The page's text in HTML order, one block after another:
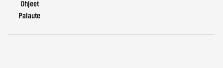
Ohjeet
Palaute